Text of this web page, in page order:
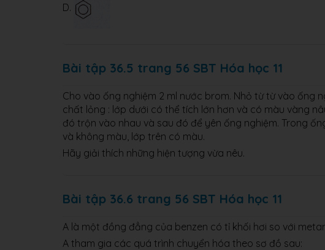
D.
Bài tập 36.5 trang 56 SBT Hóa học 11
Cho vào ống nghiệm 2 ml nước brom. Nhỏ từ từ vào ống
chất lỏng : lớp dưới có thể tích lớn hơn và có màu vàng
đó trộn vào nhau và sau đó để yên ống nghiệm. Trong
và không màu, lớp trên có màu.
Hãy giải thích những hiện tượng vừa nêu.
Bài tập 36.6 trang 56 SBT Hóa học 11
A là một đồng đẳng của benzen có tỉ khối hơi so với
A tham gia các quá trình chuyển hóa theo sơ đồ sau: